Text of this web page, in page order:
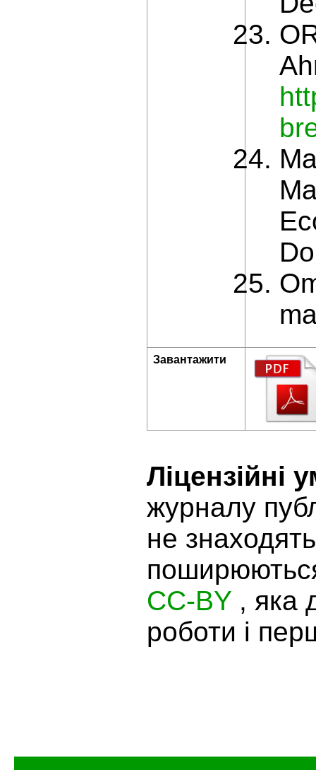
Завантажити
Ліцензійні
журналу
не
CC-BY , яка
роботи і